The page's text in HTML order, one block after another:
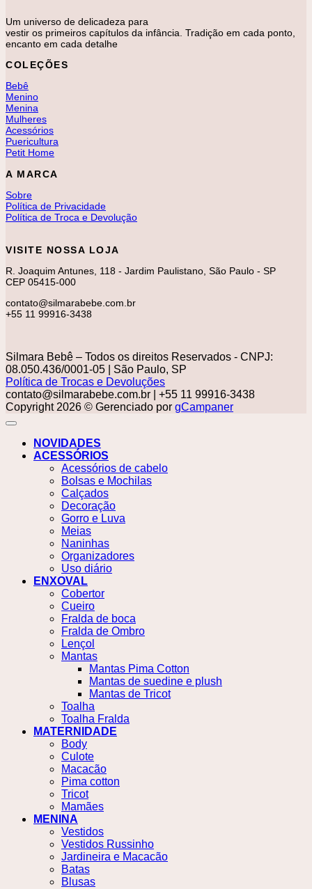
Um universo de delicadeza para
vestir os primeiros capítulos da infância. Tradição em cada ponto,
encanto em cada detalhe
COLEÇÕES
Bebê
Menino
Menina
Mulheres
Acessórios
Puericultura
Petit Home
A MARCA
Sobre
Política de Privacidade
Política de Troca e Devolução
VISITE NOSSA LOJA
R. Joaquim Antunes, 118 - Jardim Paulistano, São Paulo - SP
CEP 05415-000
contato@silmarabebe.com.br
+55 11 99916-3438
Silmara Bebê – Todos os direitos Reservados - CNPJ:
08.050.436/0001-05 | São Paulo, SP
Política de Trocas e Devoluções
contato@silmarabebe.com.br | +55 11 99916-3438
Copyright 2026 © Gerenciado por gCampaner
NOVIDADES
ACESSÓRIOS
Acessórios de cabelo
Bolsas e Mochilas
Calçados
Decoração
Gorro e Luva
Meias
Naninhas
Organizadores
Uso diário
ENXOVAL
Cobertor
Cueiro
Fralda de boca
Fralda de Ombro
Lençol
Mantas
Mantas Pima Cotton
Mantas de suedine e plush
Mantas de Tricot
Toalha
Toalha Fralda
MATERNIDADE
Body
Culote
Macacão
Pima cotton
Tricot
Mamães
MENINA
Vestidos
Vestidos Russinho
Jardineira e Macacão
Batas
Blusas